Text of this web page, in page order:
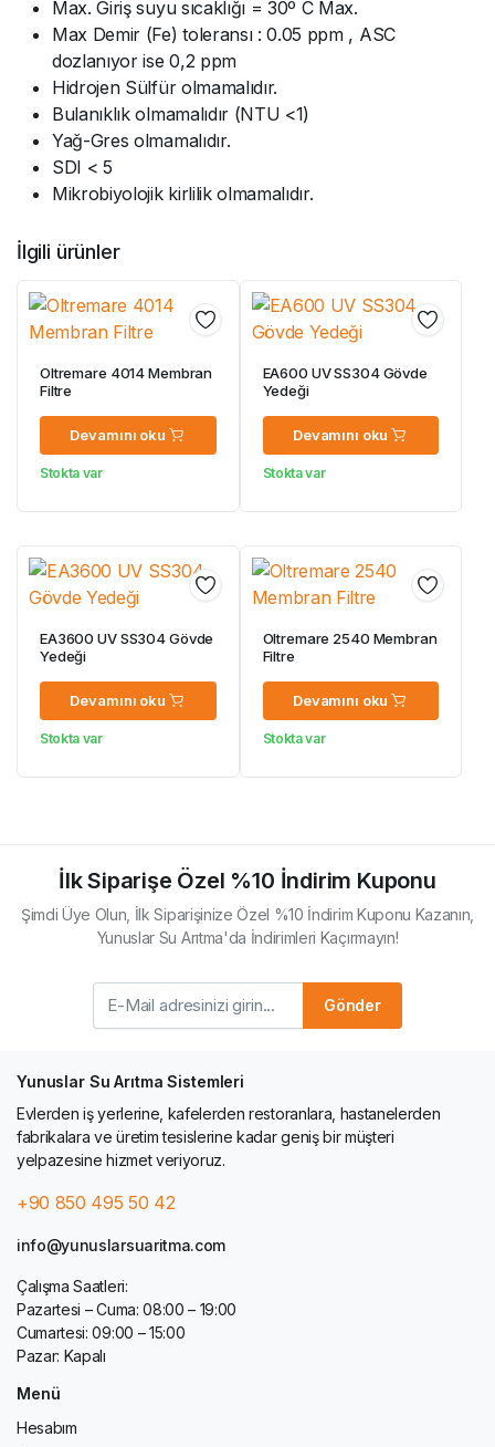
Max. Giriş suyu sıcaklığı = 30º C Max.
Max Demir (Fe) toleransı : 0.05 ppm , ASC
dozlanıyor ise 0,2 ppm
Hidrojen Sülfür olmamalıdır.
Bulanıklık olmamalıdır (NTU <1)
Yağ-Gres olmamalıdır.
SDI < 5
Mikrobiyolojik kirlilik olmamalıdır.
İlgili ürünler
Oltremare 4014 Membran
Filtre
Devamını oku
Stokta var
EA600 UV SS304 Gövde
Yedeği
Devamını oku
Stokta var
EA3600 UV SS304 Gövde
Yedeği
Devamını oku
Stokta var
Oltremare 2540 Membran
Filtre
Devamını oku
Stokta var
İlk Siparişe Özel %10 İndirim Kuponu
Şimdi Üye Olun, İlk Siparişinize Özel %10 İndirim Kuponu Kazanın,
Yunuslar Su Arıtma'da İndirimleri Kaçırmayın!
Gönder
Yunuslar Su Arıtma Sistemleri
Evlerden iş yerlerine, kafelerden restoranlara, hastanelerden
fabrikalara ve üretim tesislerine kadar geniş bir müşteri
yelpazesine hizmet veriyoruz.
+90 850 495 50 42
info@yunuslarsuaritma.com
Çalışma Saatleri:
Pazartesi – Cuma: 08:00 – 19:00
Cumartesi: 09:00 – 15:00
Pazar: Kapalı
Menü
Hesabım